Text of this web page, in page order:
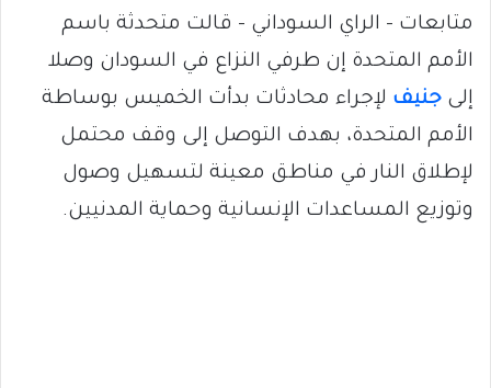
متابعات – الراي السوداني – قالت متحدثة باسم
الأمم المتحدة إن طرفي النزاع في السودان وصلا
إلى جنيف لإجراء محادثات بدأت الخميس بوساطة
الأمم المتحدة، بهدف التوصل إلى وقف محتمل
لإطلاق النار في مناطق معينة لتسهيل وصول
وتوزيع المساعدات الإنسانية وحماية المدنيين.